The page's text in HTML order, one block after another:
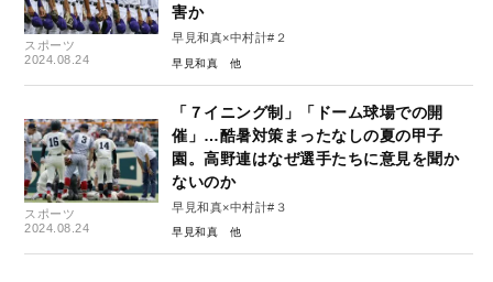
スポーツ
2024.08.24
害か
早見和真×中村計#２
早見和真
スポーツ
2024.08.24
「７イニング制」「ドーム球場での開
催」…酷暑対策まったなしの夏の甲子
園。高野連はなぜ選手たちに意見を聞か
ないのか
早見和真×中村計#３
早見和真